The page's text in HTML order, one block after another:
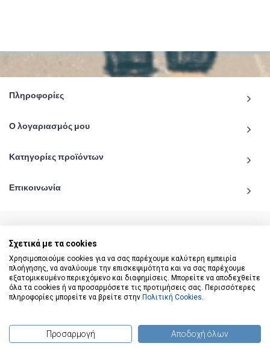
Πληροφορίες
Ο λογαριασμός μου
Κατηγορίες προϊόντων
Επικοινωνία
© 2020 - 2026 katiginetai.gr All Rights Reserved.
(0) προϊόντα
Σχετικά με τα cookies
Χρησιμοποιούμε cookies για να σας παρέχουμε καλύτερη εμπειρία
πλοήγησης, να αναλύουμε την επισκεψιμότητα και να σας παρέχουμε
εξατομικευμένο περιεχόμενο και διαφημίσεις. Μπορείτε να αποδεχθείτε
όλα τα cookies ή να προσαρμόσετε τις προτιμήσεις σας. Περισσότερες
πληροφορίες μπορείτε να βρείτε στην Πολιτική Cookies.
Προσαρμογή Αποδοχή όλων